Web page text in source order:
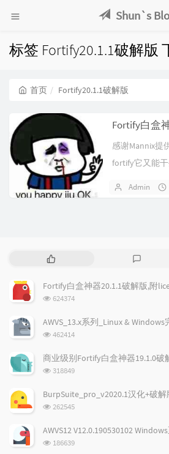
Shun`s
标签 Fortify20.1.1破解版
首页 Fortify20.1.1破解版
感谢Mannix提
fortify它又能
Admin
热
文
章
评
论
Fortify白盒神器20.1.1破解版,附
浏
次
624374
AWVS_13.x系列_Linux &
浏
次
462414
商业级别Fortify白盒神器19.1.0破
浏
次
数:
318849
BurpSuite_pro_v2020.1汉化+破
浏
次
262545
AWVS12 V12.0.190530102
浏
186639